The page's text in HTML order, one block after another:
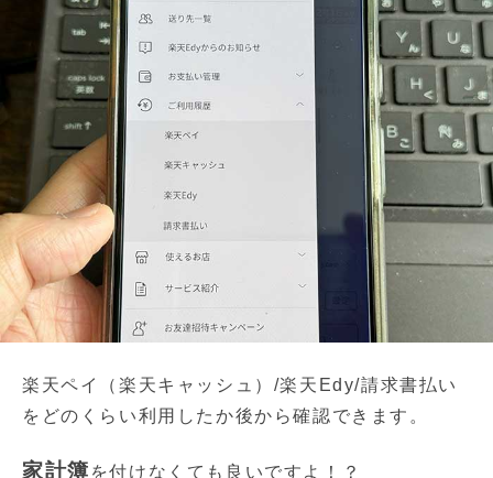
楽天ペイ（楽天キャッシュ）/楽天Edy/請求書払い
をどのくらい利用したか後から確認できます。
家計簿 を付けなくても良いですよ！？